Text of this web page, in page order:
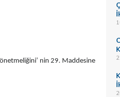
nin 29. Maddesine